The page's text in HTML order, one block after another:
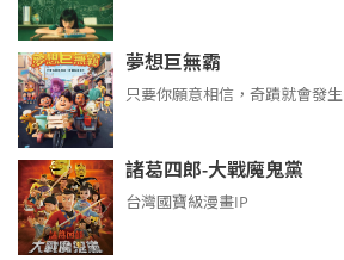
夢想巨無霸
只要你願意相信，奇蹟就會發生
諸葛四郎-大戰魔鬼黨
台灣國寶級漫畫IP